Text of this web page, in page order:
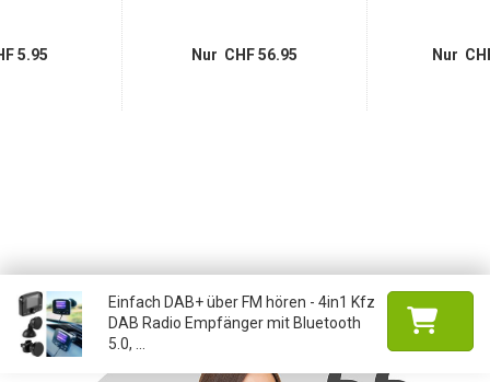
5.95 Nur CHF 56.95 Nur
Einfach DAB+ über FM hören - 4in1 Kfz
DAB Radio Empfänger mit Bluetooth
5.0, ...